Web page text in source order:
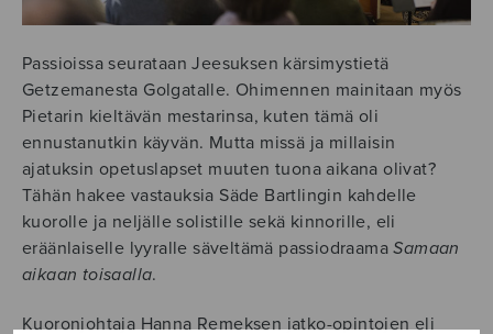
Passioissa seurataan Jeesuksen kärsimystietä
Getzemanesta Golgatalle. Ohimennen mainitaan myös
Pietarin kieltävän mestarinsa, kuten tämä oli
ennustanutkin käyvän. Mutta missä ja millaisin
ajatuksin opetuslapset muuten tuona aikana olivat?
Tähän hakee vastauksia Säde Bartlingin kahdelle
kuorolle ja neljälle solistille sekä kinnorille, eli
eräänlaiselle lyyralle säveltämä passiodraamaSamaan
aikaan toisaalla.
Kuoronjohtaja Hanna Remeksen jatko-opintojen eli